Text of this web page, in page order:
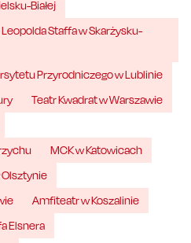
Białej
Staffa w Skarżysku-
Przyrodniczego w Lublinie
Teatr Kwadrat w Warszawie
MCK w Katowicach
Amfiteatr w Koszalinie
Elsnera